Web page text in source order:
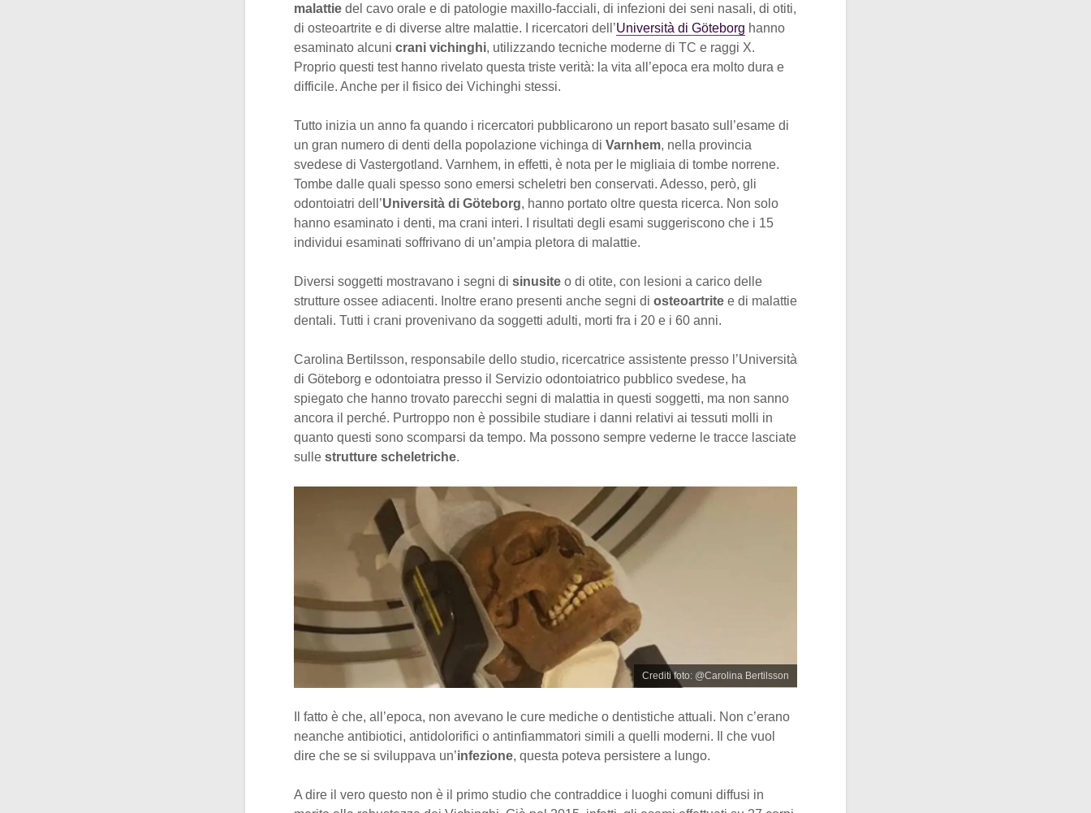
malattie del cavo orale e di patologie maxillo-facciali, di infezioni dei seni nasali, di otiti,
di osteoartrite e di diverse altre malattie. I ricercatori dell’Università di Göteborg hanno
esaminato alcuni crani vichinghi, utilizzando tecniche moderne di TC e raggi X.
Proprio questi test hanno rivelato questa triste verità: la vita all’epoca era molto dura e
difficile. Anche per il fisico dei Vichinghi stessi.
Tutto inizia un anno fa quando i ricercatori pubblicarono un report basato sull’esame di
un gran numero di denti della popolazione vichinga di Varnhem, nella provincia
svedese di Vastergotland. Varnhem, in effetti, è nota per le migliaia di tombe norrene.
Tombe dalle quali spesso sono emersi scheletri ben conservati. Adesso, però, gli
odontoiatri dell’Università di Göteborg, hanno portato oltre questa ricerca. Non solo
hanno esaminato i denti, ma crani interi. I risultati degli esami suggeriscono che i 15
individui esaminati soffrivano di un’ampia pletora di malattie.
Diversi soggetti mostravano i segni di sinusite o di otite, con lesioni a carico delle
strutture ossee adiacenti. Inoltre erano presenti anche segni di osteoartrite e di malattie
dentali. Tutti i crani provenivano da soggetti adulti, morti fra i 20 e i 60 anni.
Carolina Bertilsson, responsabile dello studio, ricercatrice assistente presso l’Università
di Göteborg e odontoiatra presso il Servizio odontoiatrico pubblico svedese, ha
spiegato che hanno trovato parecchi segni di malattia in questi soggetti, ma non sanno
ancora il perché. Purtroppo non è possibile studiare i danni relativi ai tessuti molli in
quanto questi sono scomparsi da tempo. Ma possono sempre vederne le tracce lasciate
sulle strutture scheletriche.
Crediti foto: @Carolina Bertilsson
Il fatto è che, all’epoca, non avevano le cure mediche o dentistiche attuali. Non c’erano
neanche antibiotici, antidolorifici o antinfiammatori simili a quelli moderni. Il che vuol
dire che se si sviluppava un’infezione, questa poteva persistere a lungo.
A dire il vero questo non è il primo studio che contraddice i luoghi comuni diffusi in